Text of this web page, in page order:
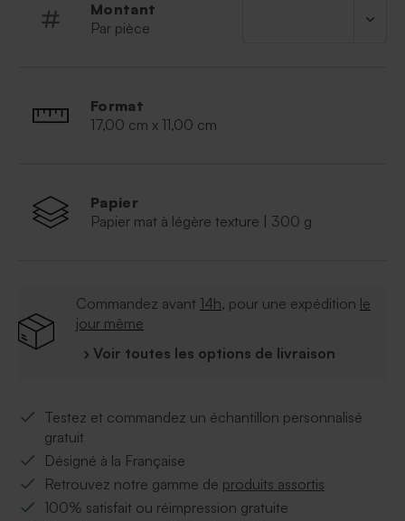
Montant
Par pièce
Format
17,00 cm x 11,00 cm
Papier
Papier mat à légère texture | 300 g
Commandez avant 14h, pour une expédition le
jour même
› Voir toutes les options de livraison
Testez et commandez un échantillon personnalisé
gratuit
Désigné à la Française
Retrouvez notre gamme de produits assortis
100% satisfait ou réimpression gratuite